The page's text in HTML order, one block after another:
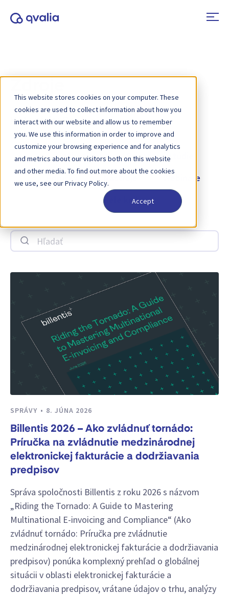
This website stores cookies on your computer. These
cookies are used to collect information about how you
interact with our website and allow us to remember
you. We use this information in order to improve and
customize your browsing experience and for analytics
and metrics about our visitors both on this website
and other media. To find out more about the cookies
we use, see our Privacy Policy.
Accept
Kategória:Správy
Všetky typy
Prípadové štúdie
Príručky
Webináre
Biele knihy
Hľadať
SPRÁVY 8. JÚNA 2026
Billentis 2026 – Ako zvládnuť tornádo:
Príručka na zvládnutie medzinárodnej
elektronickej fakturácie a dodržiavania
predpisov
Správa spoločnosti Billentis z roku 2026 s názvom
„Riding the Tornado: A Guide to Mastering
Multinational E-invoicing and Compliance“ (Ako
zvládnuť tornádo: Príručka pre zvládnutie
medzinárodnej elektronickej fakturácie a dodržiavania
predpisov) ponúka komplexný prehľad o globálnej
situácii v oblasti elektronickej fakturácie a
dodržiavania predpisov, vrátane údajov o trhu, analýzy